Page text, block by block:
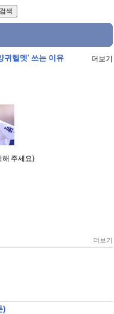
귀헬멧' 쓰는 이유 더보기
해 주세요)
더보기
)